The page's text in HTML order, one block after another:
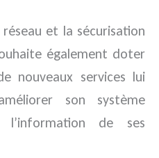
et la sécurisation
également doter
nouveaux services lui
son système
l’information de ses